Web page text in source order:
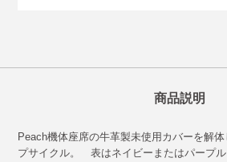
商品説明
Peach機体座席の牛革製未使用カバーを解
プサイクル。 表はネイビーまたはパープ